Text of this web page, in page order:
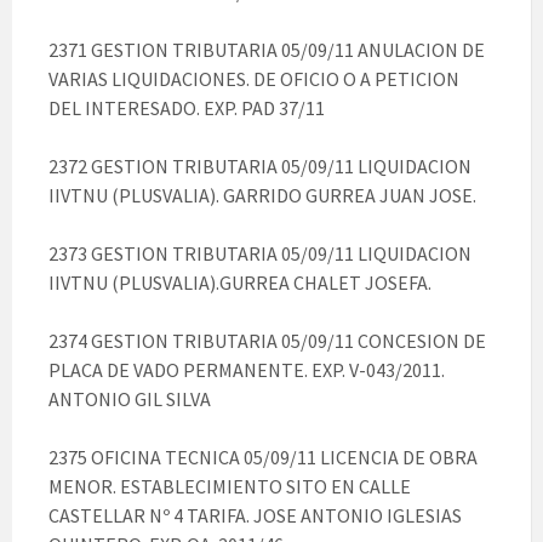
2371 GESTION TRIBUTARIA 05/09/11 ANULACION DE
VARIAS LIQUIDACIONES. DE OFICIO O A PETICION
DEL INTERESADO. EXP. PAD 37/11
2372 GESTION TRIBUTARIA 05/09/11 LIQUIDACION
IIVTNU (PLUSVALIA). GARRIDO GURREA JUAN JOSE.
2373 GESTION TRIBUTARIA 05/09/11 LIQUIDACION
IIVTNU (PLUSVALIA).GURREA CHALET JOSEFA.
2374 GESTION TRIBUTARIA 05/09/11 CONCESION DE
PLACA DE VADO PERMANENTE. EXP. V-043/2011.
ANTONIO GIL SILVA
2375 OFICINA TECNICA 05/09/11 LICENCIA DE OBRA
MENOR. ESTABLECIMIENTO SITO EN CALLE
CASTELLAR Nº 4 TARIFA. JOSE ANTONIO IGLESIAS